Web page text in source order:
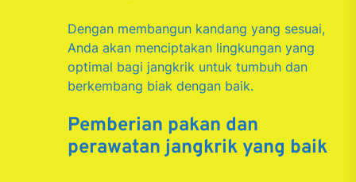
Dengan membangun kandang yang sesuai,
Anda akan menciptakan lingkungan yang
optimal bagi jangkrik untuk tumbuh dan
berkembang biak dengan baik.
Pemberian pakan dan
perawatan jangkrik yang baik